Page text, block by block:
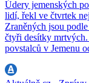
Údery jemenských
lidí, řekl ve čtvrtek
Zraněných jsou
čtyři desítky
povstalců v Jemenu